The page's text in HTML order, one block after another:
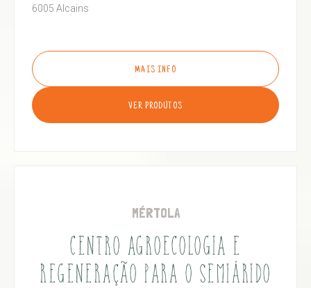
6005 Alcains
MAIS INFO
VER PRODUTOS
MÉRTOLA
CENTRO AGROECOLOGIA E
REGENERAÇÃO PARA O SEMIÁRIDO